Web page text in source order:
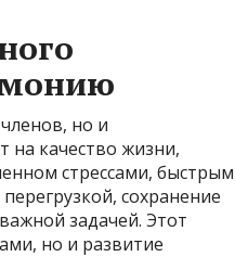
но и
на качество жизни,
стрессами, быстрым
сохранение
задачей. Этот
но и развитие